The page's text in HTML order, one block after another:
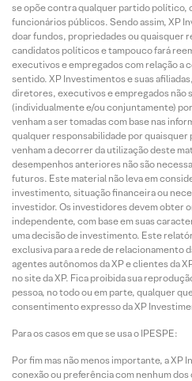
se opõe contra qualquer partido político,
funcionários públicos. Sendo assim, XP
doar fundos, propriedades ou quaisquer
candidatos políticos e tampouco fará
executivos e empregados com relação a
sentido. XP Investimentos e suas
diretores, executivos e empregados não
(individualmente e/ou conjuntamente)
venham a ser tomadas com base nas
qualquer responsabilidade por
venham a decorrer da utilização deste
desempenhos anteriores não são
futuros. Este material não leva em
investimento, situação financeira ou
investidor. Os investidores devem obter
independente, com base em suas
uma decisão de investimento. Este
exclusiva para a rede de relacionamento
agentes autônomos da XP e clientes da
no site da XP. Fica proibida sua
pessoa, no todo ou em parte, qualquer
consentimento expresso da XP
Para os casos em que se usa o IPESPE:
Por fim mas não menos importante, a XP
conexão ou preferência com nenhum